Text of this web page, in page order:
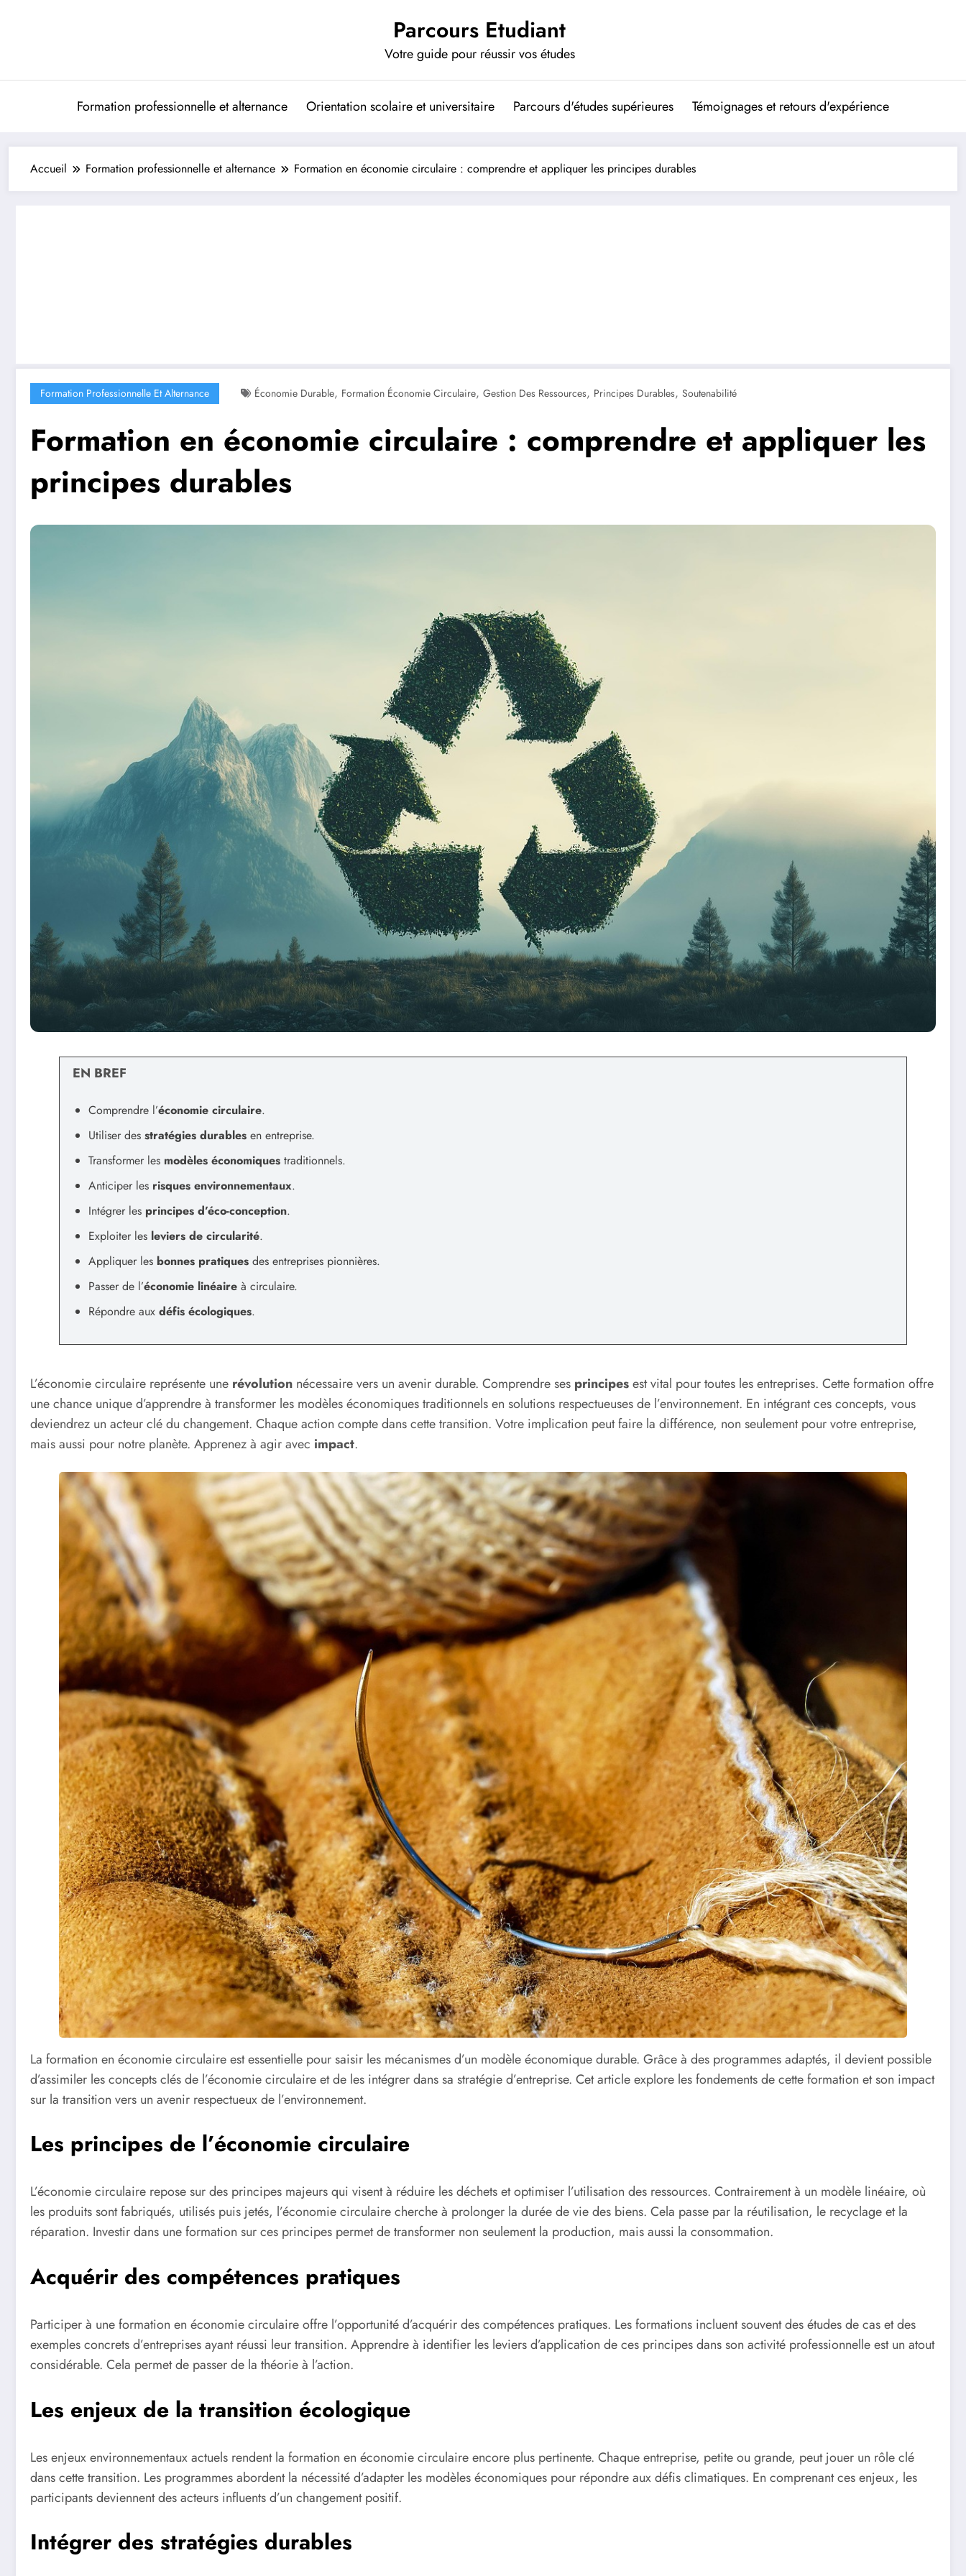
Parcours Etudiant
Votre guide pour réussir vos études
Formation professionnelle et alternance Orientation scolaire et universitaire Parcours d'études supérieures Témoignages et retours d'expérience
Accueil Formation professionnelle et alternance Formation en économie circulaire : comprendre et appliquer les principes durables
Formation Professionnelle Et Alternance Économie Durable, Formation Économie Circulaire, Gestion Des Ressources, Principes Durables, Soutenabilité
Formation en économie circulaire : comprendre et appliquer les
principes durables
EN BREF
Comprendre l’économie circulaire.
Utiliser des stratégies durables en entreprise.
Transformer les modèles économiques traditionnels.
Anticiper les risques environnementaux.
Intégrer les principes d’éco-conception.
Exploiter les leviers de circularité.
Appliquer les bonnes pratiques des entreprises pionnières.
Passer de l’économie linéaire à circulaire.
Répondre aux défis écologiques.
L’économie circulaire représente une révolution nécessaire vers un avenir durable. Comprendre ses principesest vital pour toutes les entreprises. Cette formation offre
une chance unique d’apprendre à transformer les modèles économiques traditionnels en solutions respectueuses de l’environnement. En intégrant ces concepts, vous
deviendrez un acteur clé du changement. Chaque action compte dans cette transition. Votre implication peut faire la différence, non seulement pour votre entreprise,
mais aussi pour notre planète. Apprenez à agir avec impact.
La formation en économie circulaire est essentielle pour saisir les mécanismes d’un modèle économique durable. Grâce à des programmes adaptés, il devient possible
d’assimiler les concepts clés de l’économie circulaire et de les intégrer dans sa stratégie d’entreprise. Cet article explore les fondements de cette formation et son impact
sur la transition vers un avenir respectueux de l’environnement.
Les principes de l’économie circulaire
L’économie circulaire repose sur des principes majeurs qui visent à réduire les déchets et optimiser l’utilisation des ressources. Contrairement à un modèle linéaire, où
les produits sont fabriqués, utilisés puis jetés, l’économie circulaire cherche à prolonger la durée de vie des biens. Cela passe par la réutilisation, le recyclage et la
réparation. Investir dans une formation sur ces principes permet de transformer non seulement la production, mais aussi la consommation.
Acquérir des compétences pratiques
Participer à une formation en économie circulaire offre l’opportunité d’acquérir des compétences pratiques. Les formations incluent souvent des études de cas et des
exemples concrets d’entreprises ayant réussi leur transition. Apprendre à identifier les leviers d’application de ces principes dans son activité professionnelle est un atout
considérable. Cela permet de passer de la théorie à l’action.
Les enjeux de la transition écologique
Les enjeux environnementaux actuels rendent la formation en économie circulaire encore plus pertinente. Chaque entreprise, petite ou grande, peut jouer un rôle clé
dans cette transition. Les programmes abordent la nécessité d’adapter les modèles économiques pour répondre aux défis climatiques. En comprenant ces enjeux, les
participants deviennent des acteurs influents d’un changement positif.
Intégrer des stratégies durables